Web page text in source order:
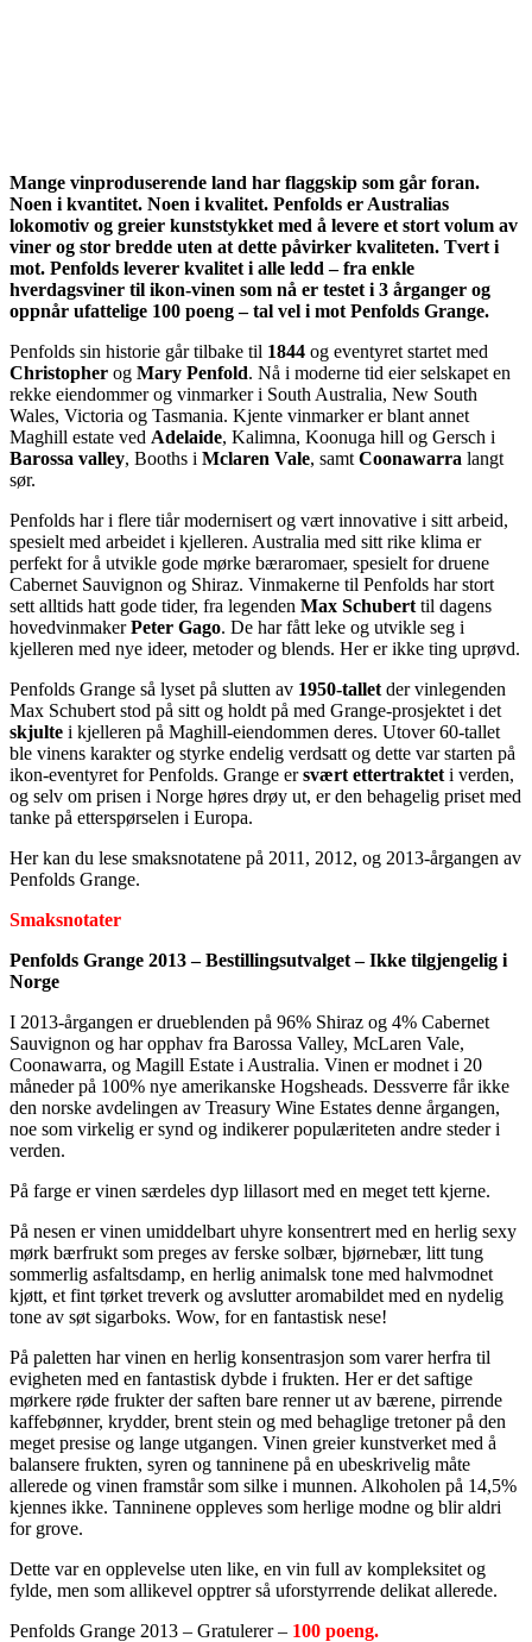
Mange vinproduserende land har flaggskip som går foran.
Noen i kvantitet. Noen i kvalitet. Penfolds er Australias
lokomotiv og greier kunststykket med å levere et stort volum av
viner og stor bredde uten at dette påvirker kvaliteten. Tvert i
mot. Penfolds leverer kvalitet i alle ledd – fra enkle
hverdagsviner til ikon-vinen som nå er testet i 3 årganger og
oppnår ufattelige 100 poeng – tal vel i mot Penfolds Grange.
Penfolds sin historie går tilbake til 1844 og eventyret startet med
Christopher og Mary Penfold. Nå i moderne tid eier selskapet en
rekke eiendommer og vinmarker i South Australia, New South
Wales, Victoria og Tasmania. Kjente vinmarker er blant annet
Maghill estate ved Adelaide, Kalimna, Koonuga hill og Gersch i
Barossa valley, Booths i Mclaren Vale, samt Coonawarra langt
sør.
Penfolds har i flere tiår modernisert og vært innovative i sitt arbeid,
spesielt med arbeidet i kjelleren. Australia med sitt rike klima er
perfekt for å utvikle gode mørke bæraromaer, spesielt for druene
Cabernet Sauvignon og Shiraz. Vinmakerne til Penfolds har stort
sett alltids hatt gode tider, fra legenden Max Schubert til dagens
hovedvinmakerPeter Gago. De har fått leke og utvikle seg i
kjelleren med nye ideer, metoder og blends. Her er ikke ting uprøvd.
Penfolds Grange så lyset på slutten av 1950-tallet der vinlegenden
Max Schubert stod på sitt og holdt på med Grange-prosjektet i det
skjulte i kjelleren på Maghill-eiendommen deres. Utover 60-tallet
ble vinens karakter og styrke endelig verdsatt og dette var starten på
ikon-eventyret for Penfolds. Grange ersvært ettertraktet i verden,
og selv om prisen i Norge høres drøy ut, er den behagelig priset med
tanke på etterspørselen i Europa.
Her kan du lese smaksnotatene på 2011, 2012, og 2013-årgangen av
Penfolds Grange.
Smaksnotater
Penfolds Grange 2013 – Bestillingsutvalget – Ikke tilgjengelig i
Norge
I 2013-årgangen er drueblenden på 96% Shiraz og 4% Cabernet
Sauvignon og har opphav fra Barossa Valley, McLaren Vale,
Coonawarra, og Magill Estate i Australia. Vinen er modnet i 20
måneder på 100% nye amerikanske Hogsheads. Dessverre får ikke
den norske avdelingen av Treasury Wine Estates denne årgangen,
noe som virkelig er synd og indikerer populæriteten andre steder i
verden.
På farge er vinen særdeles dyp lillasort med en meget tett kjerne.
På nesen er vinen umiddelbart uhyre konsentrert med en herlig sexy
mørk bærfrukt som preges av ferske solbær, bjørnebær, litt tung
sommerlig asfaltsdamp, en herlig animalsk tone med halvmodnet
kjøtt, et fint tørket treverk og avslutter aromabildet med en nydelig
tone av søt sigarboks. Wow, for en fantastisk nese!
På paletten har vinen en herlig konsentrasjon som varer herfra til
evigheten med en fantastisk dybde i frukten. Her er det saftige
mørkere røde frukter der saften bare renner ut av bærene, pirrende
kaffebønner, krydder, brent stein og med behaglige tretoner på den
meget presise og lange utgangen. Vinen greier kunstverket med å
balansere frukten, syren og tanninene på en ubeskrivelig måte
allerede og vinen framstår som silke i munnen. Alkoholen på 14,5%
kjennes ikke. Tanninene oppleves som herlige modne og blir aldri
for grove.
Dette var en opplevelse uten like, en vin full av kompleksitet og
fylde, men som allikevel opptrer så uforstyrrende delikat allerede.
Penfolds Grange 2013 – Gratulerer – 100 poeng.